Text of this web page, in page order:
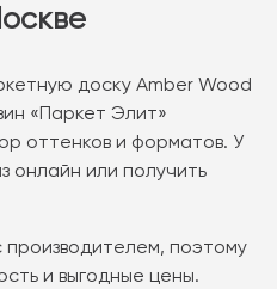
доску Amber Wood
«Паркет Элит»
оттенков и форматов. У
онлайн или получить
поэтому
и выгодные цены.